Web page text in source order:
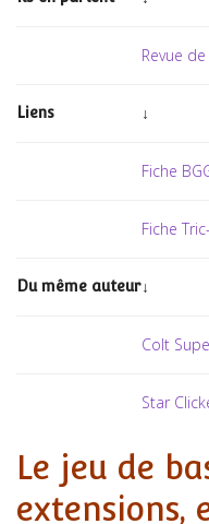
Revue
Liens ↓
Fiche
Fiche
Du même auteur↓
Colt
Star
Le jeu de
extensions,